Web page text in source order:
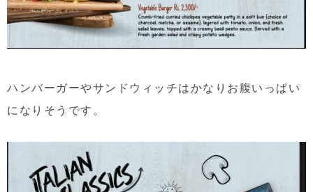
ハンバーガーやサンドウィッチはかなりお腹いっぱい
になりそうです。